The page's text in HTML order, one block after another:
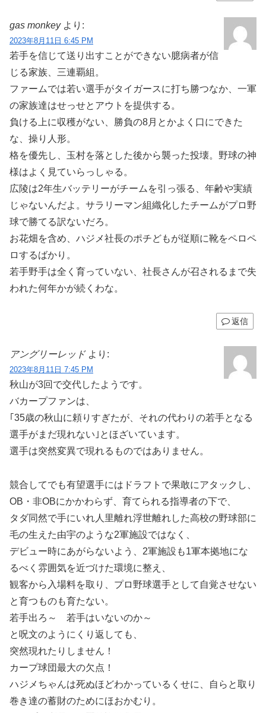
gas monkey より:
2023年8月11日 6:45 PM
若手を信じて送り出すことができない臆病者が信
じる家族、三連覇組。
ファームでは若い選手がタイガースに打ち勝つなか、一軍
の家族達はせっせとアウトを提供する。
負ける上に収穫がない、勝負の8月とかよく口にできた
な、操り人形。
格を優先し、玉村を落とした後から襲った投壊。野球の神
様はよく見ていらっしゃる。
広陵は2年生バッテリーがチームを引っ張る、年齢や実績
じゃないんだよ。サラリーマン組織化したチームがプロ野
球で勝てる訳ないだろ。
お花畑を含め、ハジメ社長のポチどもが従順に靴をペロペ
ロするばかり。
若手野手は全く育っていない、社長さんが召されるまで失
われた何年かが続くわな。
返信
アングリーレッド より:
2023年8月11日 7:45 PM
秋山が3回で交代したようです。
バカープファンは、
｢35歳の秋山に頼りすぎたが、それの代わりの若手となる
選手がまだ現れない｣とほざいています。
選手は突然変異で現れるものではありません。
競合してでも有望選手にはドラフトで果敢にアタックし、
OB・非OBにかかわらず、育てられる指導者の下で、
タダ同然で手にいれ人里離れ浮世離れした高校の野球部に
毛の生えた由宇のような2軍施設ではなく、
デビュー時にあがらないよう、2軍施設も1軍本拠地にな
るべく雰囲気を近づけた環境に整え、
観客から入場料を取り、プロ野球選手として自覚させない
と育つものも育たない。
若手出ろ～ 若手はいないのか～
と呪文のようにくり返しても、
突然現れたりしません！
カープ球団最大の欠点！
ハジメちゃんは死ぬほどわかっているくせに、自らと取り
巻き達の蓄財のためにほおかむり。